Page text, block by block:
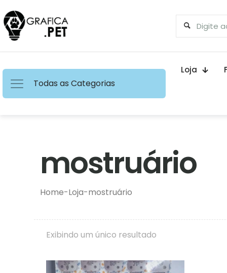
Todas as Categorias
Loja
mostruário
Home-Loja-mostruário
Exibindo um único resultado